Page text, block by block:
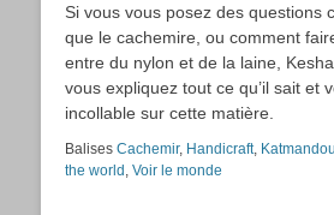
Si vous vous posez des questions
que le cachemire, ou comment
entre du nylon et de la laine,
vous expliquez tout ce qu’il sait et
incollable sur cette matière.
Balises Cachemir, Handicraft, Katmandou
the world , Voir le monde